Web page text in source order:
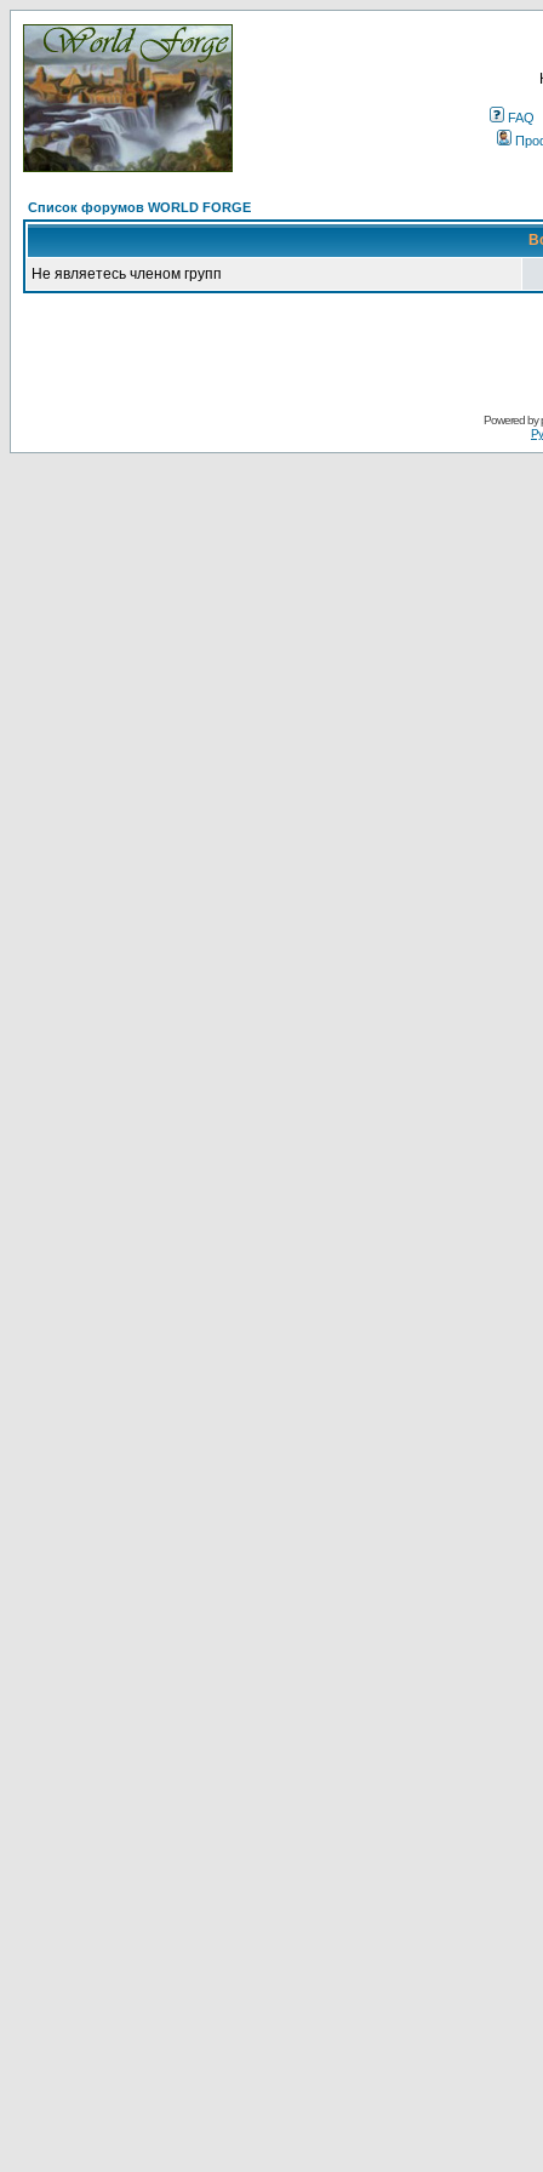
FAQ
Список форумов WORLD FORGE
Не являетесь членом групп
Powered by